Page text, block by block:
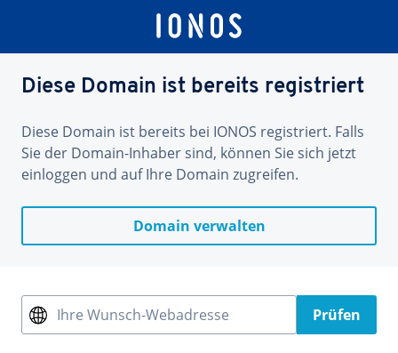
Diese Domain ist bereits registriert
Diese Domain ist bereits bei IONOS registriert. Falls
Sie der Domain-Inhaber sind, können Sie sich jetzt
einloggen und auf Ihre Domain zugreifen.
Domain verwalten
Ihre Wunsch-Webadresse Prüfen